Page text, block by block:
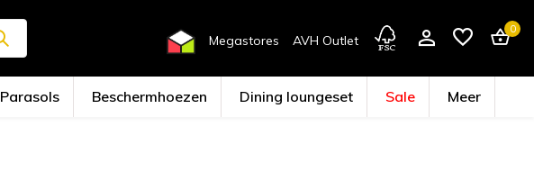
Megastores AVH Outlet
0
Parasols Beschermhoezen Dining loungeset Sale Meer